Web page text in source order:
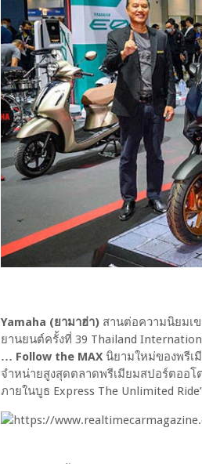
Yamaha (ยามาฮ่า) สานต่อความนิยมเ
ยานยนต์ครั้งที่ 39 Thailand
… Follow the MAX นิยามใหม่ของพรีเ
จำหน่ายสูงสุดตลาดพรีเมียมสปอร์ตออ
ภายในบูธ Express The Unlimited